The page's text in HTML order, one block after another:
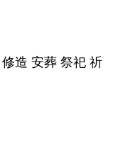
造 安葬 祭祀 祈